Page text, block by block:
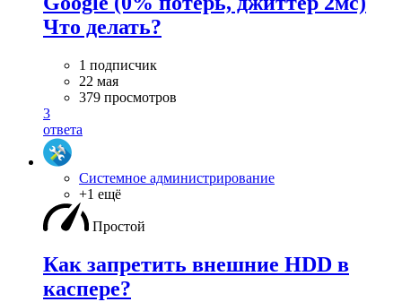
Что делать?
1 подписчик
22 мая
379 просмотров
3
ответа
Системное администрирование
+1 ещё
Простой
Как запретить внешние HDD в
каспере?